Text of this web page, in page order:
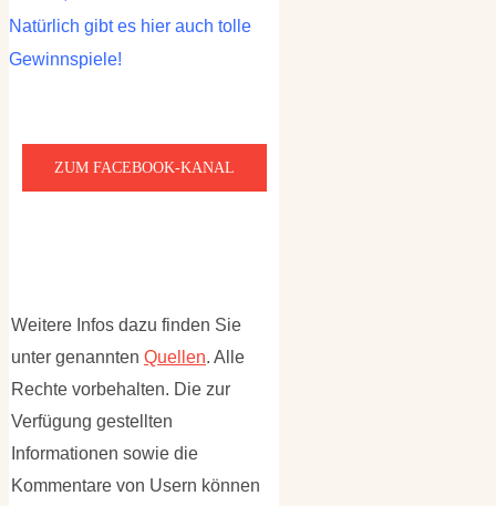
Natürlich gibt es hier auch tolle
Gewinnspiele!
ZUM FACEBOOK-KANAL
Weitere Infos dazu finden Sie
unter genannten Quellen. Alle
Rechte vorbehalten. Die zur
Verfügung gestellten
Informationen sowie die
Kommentare von Usern können